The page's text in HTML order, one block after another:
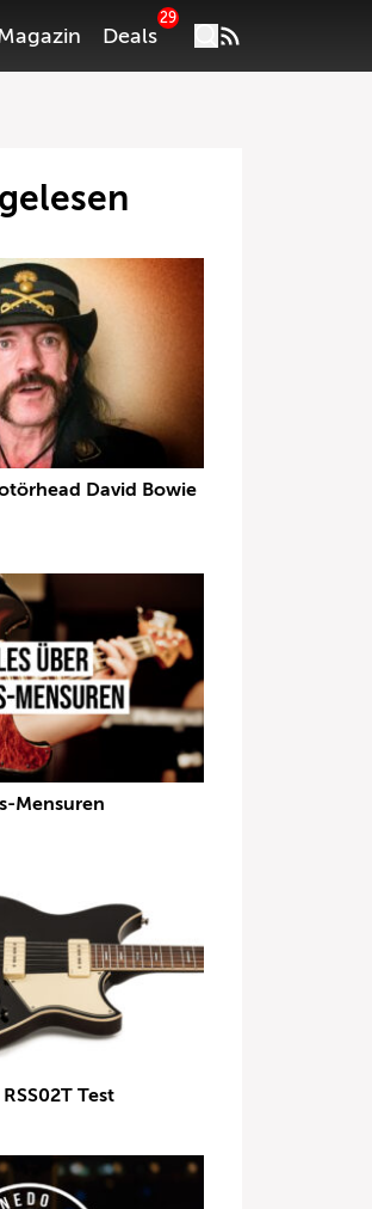
Deals
29
David Bowie
Mensuren
Test